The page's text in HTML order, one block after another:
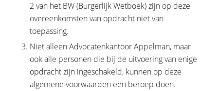
2 van het BW (Burgerlijk Wetboek) zijn op deze
overeenkomsten van opdracht niet van
toepassing.
Niet alleen Advocatenkantoor Appelman, maar
ook alle personen die bij de uitvoering van enige
opdracht zijn ingeschakeld, kunnen op deze
algemene voorwaarden een beroep doen.